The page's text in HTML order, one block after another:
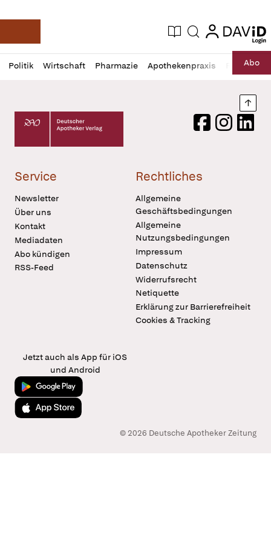
Deutsche Apotheker Zeitung
Aktuelle Ausgabe
Suche login
login
Politik Wirtschaft Pharmazie Apothekenpraxis RechtAbo
Profil
öffnen
Daz
Pur
Deutscher Apotheker Verlag Logo
FacebookInstagram
Service
Newsletter
Über uns
Kontakt
Mediadaten
Abo kündigen
RSS-Feed
Rechtliches
Allgemeine
Geschäftsbedingungen
Allgemeine
Nutzungsbedingungen
Impressum
Datenschutz
Widerrufsrecht
Netiquette
Erklärung zur Barrierefreiheit
Cookies & Tracking
Jetzt auch als App für iOS
und Android
Jetzt bei Google Play
Laden im App Store
© 2026 Deutsche Apotheker Zeitung